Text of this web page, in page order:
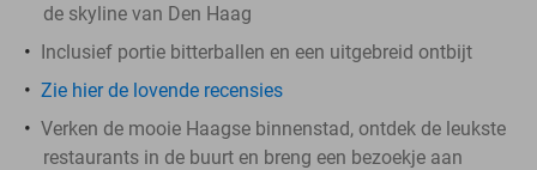
de skyline van Den Haag
Inclusief portie bitterballen en een uitgebreid ontbijt
Zie hier de lovende recensies
Verken de mooie Haagse binnenstad, ontdek de leukste
restaurants in de buurt en breng een bezoekje aan